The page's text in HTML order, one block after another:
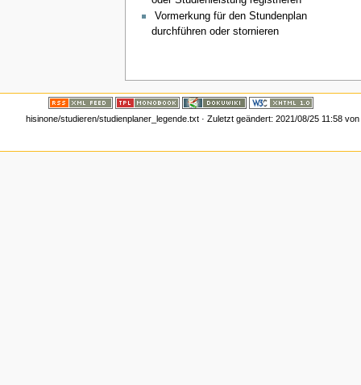
Vormerkung für den Stundenplan
durchführen oder stornieren
hisinone/studieren/studienplaner_legende.txt· Zuletzt geändert: 2021/08/25 11:58von